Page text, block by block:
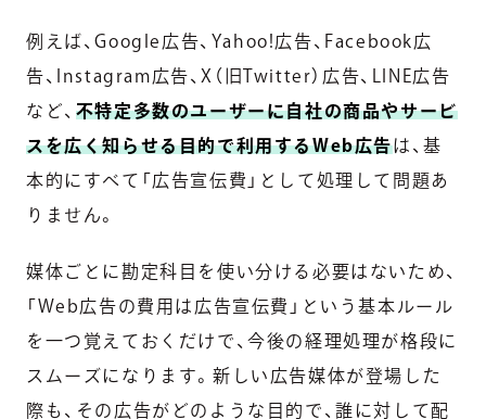
例えば、Google広告、Yahoo!広告、Facebook広
告、Instagram広告、X（旧Twitter）広告、LINE広告
など、 不特定多数のユーザーに自社の商品やサービ
スを広く知らせる目的で利用するWeb広告は、基
本的にすべて「広告宣伝費」として処理して問題あ
りません。
媒体ごとに勘定科目を使い分ける必要はないため、
「Web広告の費用は広告宣伝費」という基本ルール
を一つ覚えておくだけで、今後の経理処理が格段に
スムーズになります。新しい広告媒体が登場した
際も、その広告がどのような目的で、誰に対して配